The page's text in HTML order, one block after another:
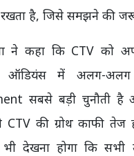
रखता है, जिसे समझने की
ने कहा कि CTV को
ऑडियंस में अलग-अलग
सबसे बड़ी चुनौती
CTV की ग्रोथ काफी
देखना होगा कि सभी